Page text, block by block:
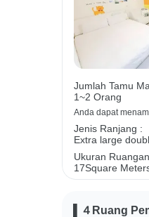
Jumlah Tamu
1~2 Orang
Anda dapat
Jenis Ranjang :
Extra large
Ukuran
17Square
▌４Ruang